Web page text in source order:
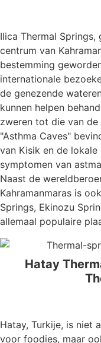
Ilica Thermal
centrum van
bestemming
internationale
de genezende
kunnen helpen
zweren tot die van de
"Asthma Caves"
van Kisik en de
symptomen van
Naast de
Kahramanmaras is
Springs, Ekinozu
allemaal populaire
Hatay
Hatay, Turkije, is niet
voor foodies, maar